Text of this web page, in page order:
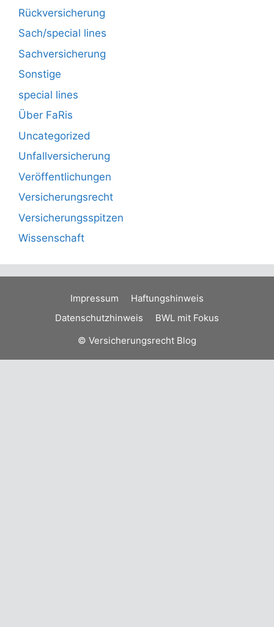
Rückversicherung
Sach/special lines
Sachversicherung
Sonstige
special lines
Über FaRis
Uncategorized
Unfallversicherung
Veröffentlichungen
Versicherungsrecht
Versicherungsspitzen
Wissenschaft
Impressum
Haftungshinweis
Datenschutzhinweis
BWL mit Fokus
© Versicherungsrecht Blog